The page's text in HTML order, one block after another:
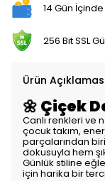
14 Gün
256 Bit SSL
Ürün
🌼 Çiçek
Canlı renkleri ve
çocuk takım,
parçalarından
dokusuyla hem
Günlük stiline
için harika bir